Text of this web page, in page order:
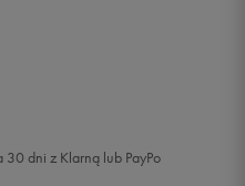
30 dni z Klarną lub PayPo